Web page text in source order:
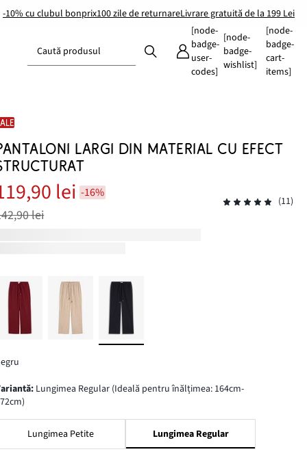
-10% cu clubul bonprix100 zile de returnareLivrare gratuită de la 199 Lei
Caută produsul
[node-
badge-
user-
codes]
[node-
badge-
wishlist]
[node-
badge-
cart-
items]
LARGI DIN MATERIAL CU EFECT
lei -16%
lei
(11)
variantă: Lungimea Regular (Ideală pentru înălțimea: 164cm-
Lungimea Petite Lungimea Regular